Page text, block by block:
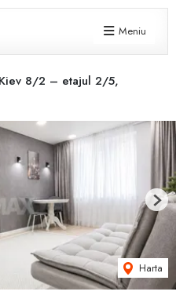
Meniu
8/2 – etajul 2/5,
Harta
Next